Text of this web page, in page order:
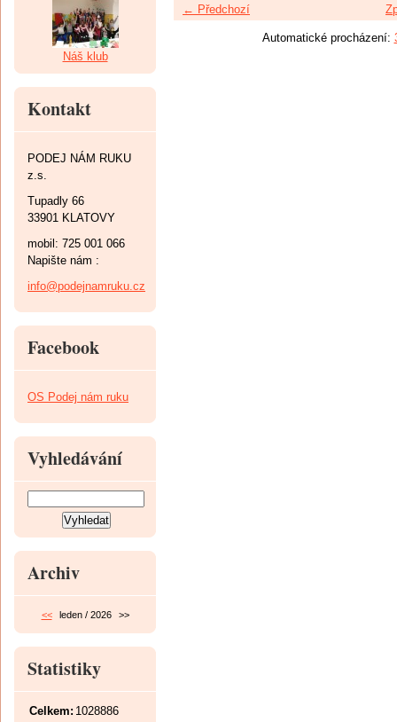
← Předchozí
Automatické procházení:
Náš klub
Kontakt
PODEJ NÁM RUKU
z.s.
Tupadly 66
33901 KLATOVY
mobil: 725 001 066
Napište nám :
info@podejnamruku.cz
Facebook
OS Podej nám ruku
Vyhledávání
Archiv
<< leden / 2026 >>
Statistiky
Celkem: 1028886